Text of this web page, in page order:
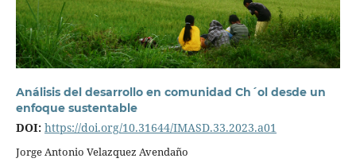
Análisis del desarrollo en comunidad Ch´ol desde un
enfoque sustentable
DOI: https://doi.org/10.31644/IMASD.33.2023.a01
Jorge Antonio Velazquez Avendaño